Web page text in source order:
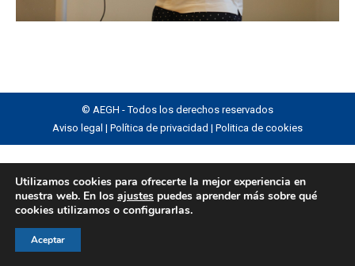
© AEGH - Todos los derechos reservados
Aviso legal | Política de privacidad | Politica de cookies
Utilizamos cookies para ofrecerte la mejor experiencia en
nuestra web. En los ajustes puedes aprender más sobre qué
cookies utilizamos o configurarlas.
Aceptar